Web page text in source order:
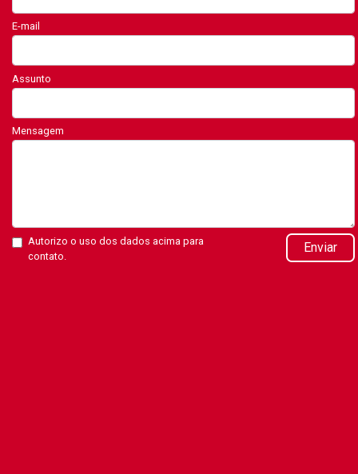
E-mail
Assunto
Mensagem
Autorizo o uso dos dados acima para
contato.
Enviar